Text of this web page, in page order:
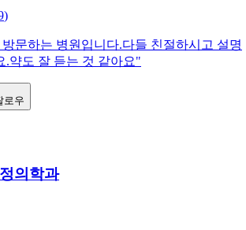
)
문하는 병원입니다.다들 친절하시고 설명
.약도 잘 듣는 것 같아요"
로우
의학과